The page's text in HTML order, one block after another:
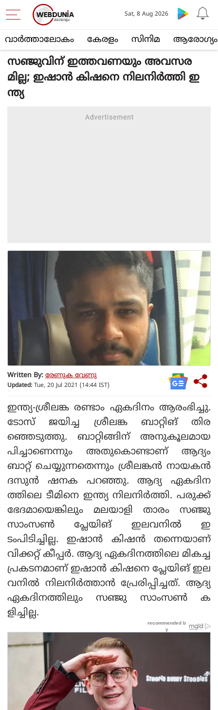
വാര്‍ത്താലോകം കേരളം സിനിമ ആരോഗ്യം
Sat, 8 Aug 2026
സഞ്ജുവിന് ഇത്തവണയും അവസര
മില്ല; ഇഷാന്‍ കിഷനെ നിലനിര്‍ത്തി ഇ
ന്ത്യ
Written By: രേണുക വേണു
Updated: Tue, 20 Jul 2021 (14:44 IST)
ഇന്ത്യ-ശ്രീലങ്ക രണ്ടാം ഏകദിനം ആരംഭിച്ചു.
ടോസ് ജയിച്ച ശ്രീലങ്ക ബാറ്റിങ് തിര
ഞ്ഞെടുത്തു. ബാറ്റിങ്ങിന് അനുകൂലമായ
പിച്ചാണെന്നും അതുകൊണ്ടാണ് ആദ്യം
ബാറ്റ് ചെയ്യുന്നതെന്നും ശ്രീലങ്കന്‍ നായകന്‍
ദസുന്‍ ഷനക പറഞ്ഞു. ആദ്യ ഏകദിന
ത്തിലെ ടീമിനെ ഇന്ത്യ നിലനിര്‍ത്തി. പരുക്ക്
ഭേദമായെങ്കിലും മലയാളി താരം സഞ്ജു
സാംസണ്‍ പ്ലേയിങ് ഇലവനില്‍ ഇ
ടംപിടിച്ചില്ല. ഇഷാന്‍ കിഷന്‍ തന്നെയാണ്
വിക്കറ്റ് കീപ്പര്‍. ആദ്യ ഏകദിനത്തിലെ മികച്ച
പ്രകടനമാണ് ഇഷാന്‍ കിഷനെ പ്ലേയിങ് ഇല
വനില്‍ നിലനിര്‍ത്താന്‍ പ്രേരിപ്പിച്ചത്. ആദ്യ
ഏകദിനത്തിലും സഞ്ജു സാംസണ്‍ ക
ളിച്ചില്ല.